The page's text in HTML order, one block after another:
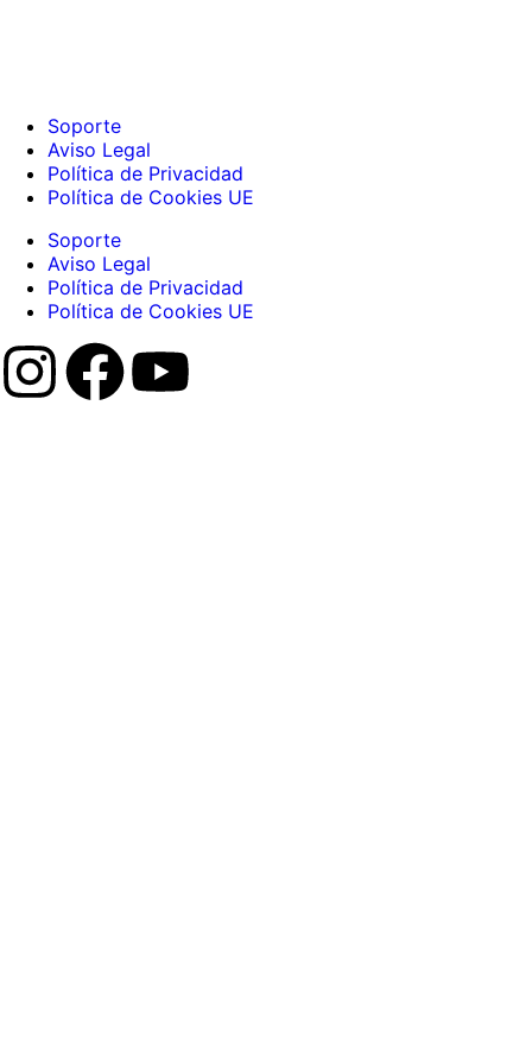
Soporte
Aviso Legal
Política de Privacidad
Política de Cookies UE
Soporte
Aviso Legal
Política de Privacidad
Política de Cookies UE